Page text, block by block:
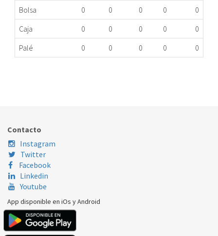
Bolsa
0 0 0 0
0
Caja
0 0 0 0
0
Palé
0 0 0 0 0
Contacto
Instagram
Twitter
Facebook
Linkedin
Youtube
App disponible en iOs y Android